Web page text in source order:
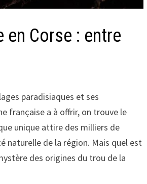
Corse : entre
paradisiaques et ses
française a à offrir, on trouve le
unique attire des milliers de
naturelle de la région. Mais quel est
des origines du trou de la